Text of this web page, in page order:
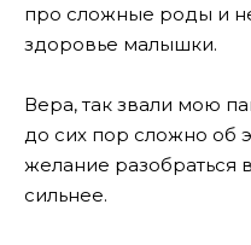
про сложные роды и
здоровье малышки.
Вера, так звали мою
до сих пор сложно об
желание разобраться
сильнее.